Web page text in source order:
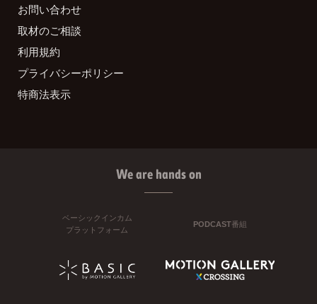
お問い合わせ
取材のご相談
利用規約
プライバシーポリシー
特商法表示
We are hands on
ベーシックインカム
プラットフォーム
PODCAST番組